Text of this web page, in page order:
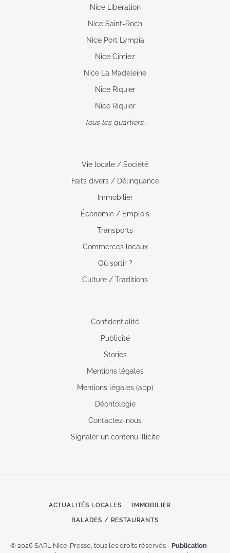
Nice Libération
Nice Saint-Roch
Nice Port Lympia
Nice Cimiez
Nice La Madeleine
Nice Riquier
Nice Riquier
Tous les quartiers…
Vie locale / Société
Faits divers / Délinquance
Immobilier
Économie / Emplois
Transports
Commerces locaux
Où sortir ?
Culture / Traditions
Confidentialité
Publicité
Stories
Mentions légales
Mentions légales (app)
Déontologie
Contactez-nous
Signaler un contenu illicite
ACTUALITÉS LOCALES IMMOBILIER
BALADES / RESTAURANTS
© 2026 SARL Nice-Presse, tous les droits réservés - Publication